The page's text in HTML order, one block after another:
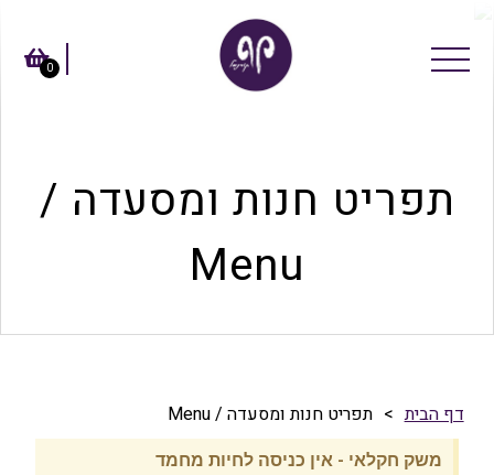
0
תפריט חנות ומסעדה /
Menu
דף הבית > תפריט חנות ומסעדה / Menu
משק חקלאי - אין כניסה לחיות מחמד